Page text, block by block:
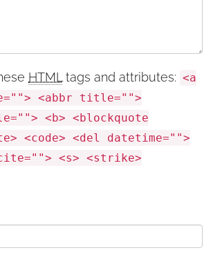
HTMLtags and attributes: <a
<abbr title="">
<b> <blockquote
<code> <del datetime="">
<s> <strike>